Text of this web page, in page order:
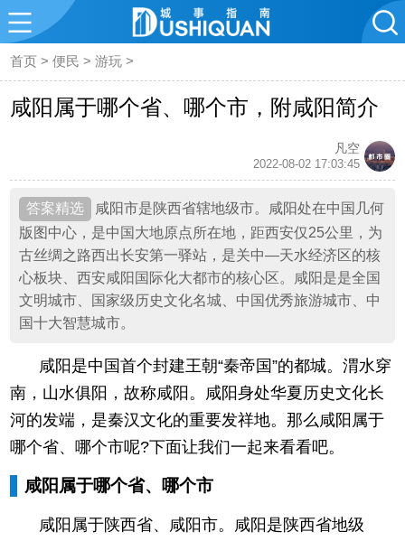
首页 >便民 >游玩 >
咸阳属于哪个省、哪个市，附咸阳简介
凡空
2022-08-02 17:03:45
咸阳市是陕西省辖地级市。咸阳处在中国几何
版图中心，是中国大地原点所在地，距西安仅25公里，为
古丝绸之路西出长安第一驿站，是关中—天水经济区的核
心板块、西安咸阳国际化大都市的核心区。咸阳是是全国
文明城市、国家级历史文化名城、中国优秀旅游城市、中
国十大智慧城市。
咸阳是中国首个封建王朝“秦帝国”的都城。渭水穿
南，山水俱阳，故称咸阳。咸阳身处华夏历史文化长
河的发端，是秦汉文化的重要发祥地。那么咸阳属于
哪个省、哪个市呢?下面让我们一起来看看吧。
咸阳属于哪个省、哪个市
咸阳属于陕西省、咸阳市。咸阳是陕西省地级